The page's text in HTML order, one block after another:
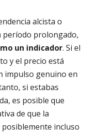
alcista o
prolongado,
un indicador. Si el
y el precio está
impulso genuino en
si estabas
es posible que
de que la
incluso